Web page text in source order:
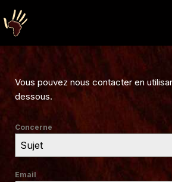
Vous pouvez nous contacter en
dessous.
Concerne
Sujet
Email